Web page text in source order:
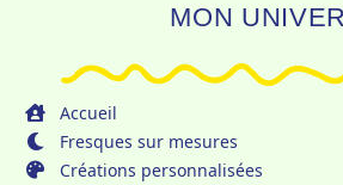
MON
Accueil
Fresques sur mesures
Créations personnalisées